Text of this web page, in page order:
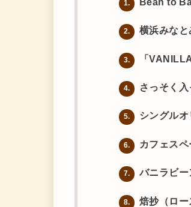
1.
2. 横浜みなと
3. 「
4. さっそく入
5. シングル
6. カフェスペ
7. バニラビー
8. 焙抄（ロー